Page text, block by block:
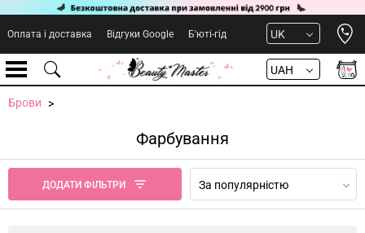
Оплата і доставка Відгуки Google Б'юті-гід UK
UAH
Брови
Фарбування
ДОДАТИ ФІЛЬТРИ За популярністю